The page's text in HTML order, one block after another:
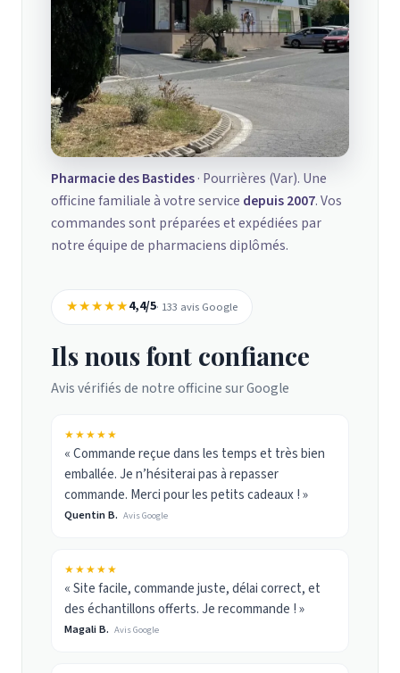
Pharmacie des Bastides· Pourrières (Var). Une
officine familiale à votre service depuis 2007. Vos
commandes sont préparées et expédiées par
notre équipe de pharmaciens diplômés.
★★★★★4,4/5· 133 avis Google
Ils nous font confiance
Avis vérifiés de notre officine sur Google
★★★★★
« Commande reçue dans les temps et très bien
emballée. Je n’hésiterai pas à repasser
commande. Merci pour les petits cadeaux ! »
Quentin B. Avis Google
★★★★★
« Site facile, commande juste, délai correct, et
des échantillons offerts. Je recommande ! »
Magali B. Avis Google